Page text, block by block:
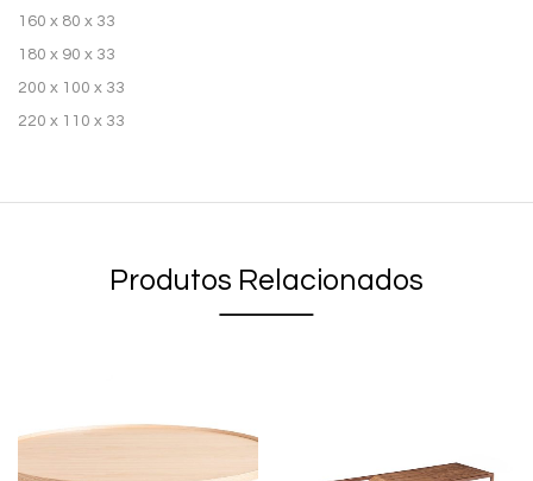
160 x 80 x 33
180 x 90 x 33
200 x 100 x 33
220 x 110 x 33
Produtos Relacionados